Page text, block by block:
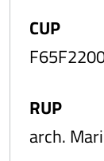
CUP
RUP
arch.